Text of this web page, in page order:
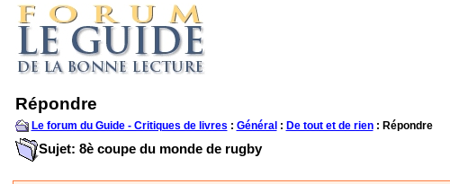
Répondre
Le forum du Guide - Critiques de livres : Général : De tout et de rien: Répondre
Sujet: 8è coupe du monde de rugby